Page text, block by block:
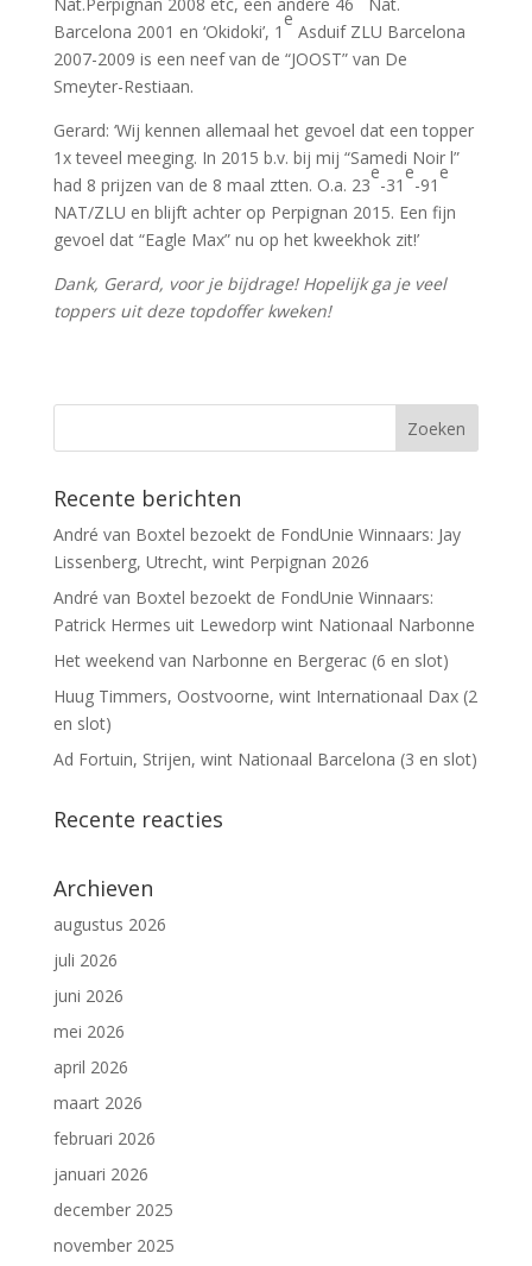
Barcelona 2001 en ‘Okidoki’, 1
e
Asduif ZLU Barcelona
2007-2009 is een neef van de “JOOST” van De
Smeyter-Restiaan.
Gerard: ‘Wij kennen allemaal het gevoel dat een topper
1x teveel meeging. In 2015 b.v. bij mij “Samedi Noir l”
had 8 prijzen van de 8 maal ztten. O.a. 23
e
-31
e
-91
e
NAT/ZLU en blijft achter op Perpignan 2015. Een fijn
gevoel dat “Eagle Max” nu op het kweekhok zit!’
Dank, Gerard, voor je bijdrage! Hopelijk ga je veel
toppers uit deze topdoffer kweken!
Recente berichten
André van Boxtel bezoekt de FondUnie Winnaars: Jay
Lissenberg, Utrecht, wint Perpignan 2026
André van Boxtel bezoekt de FondUnie Winnaars:
Patrick Hermes uit Lewedorp wint Nationaal Narbonne
Het weekend van Narbonne en Bergerac (6 en slot)
Huug Timmers, Oostvoorne, wint Internationaal Dax (2
en slot)
Ad Fortuin, Strijen, wint Nationaal Barcelona (3 en slot)
Recente reacties
Archieven
augustus 2026
juli 2026
juni 2026
mei 2026
april 2026
maart 2026
februari 2026
januari 2026
december 2025
november 2025